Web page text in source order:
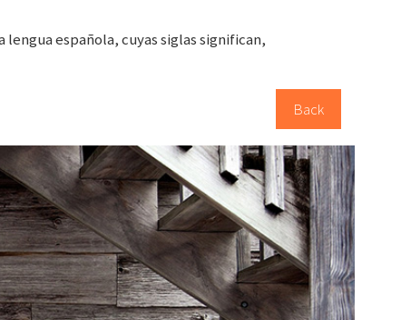
lengua española, cuyas siglas significan,
Back